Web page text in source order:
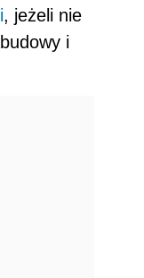
, jeżeli nie
i